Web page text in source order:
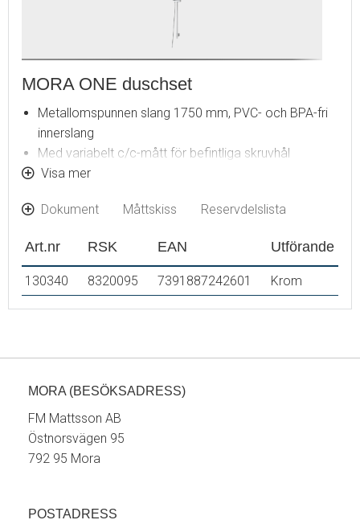
MORA ONE duschset
Metallomspunnen slang 1750 mm, PVC- och BPA-fri
innerslang
Med variabelt c/c-mått för befintliga skruvhål
Med antikalksystem "Easy-Clean
Visa mer
Dokument Måttskiss Reservdelslista
Art.nr RSK EAN Utförande
130340 8320095 7391887242601 Krom
MORA (BESÖKSADRESS)
FM Mattsson AB
Östnorsvägen 95
792 95 Mora
POSTADRESS